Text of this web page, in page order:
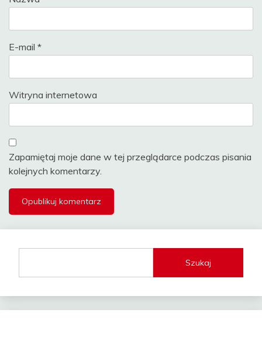
E-mail *
Witryna internetowa
Zapamiętaj moje dane w tej przeglądarce podczas pisania
kolejnych komentarzy.
Szukaj